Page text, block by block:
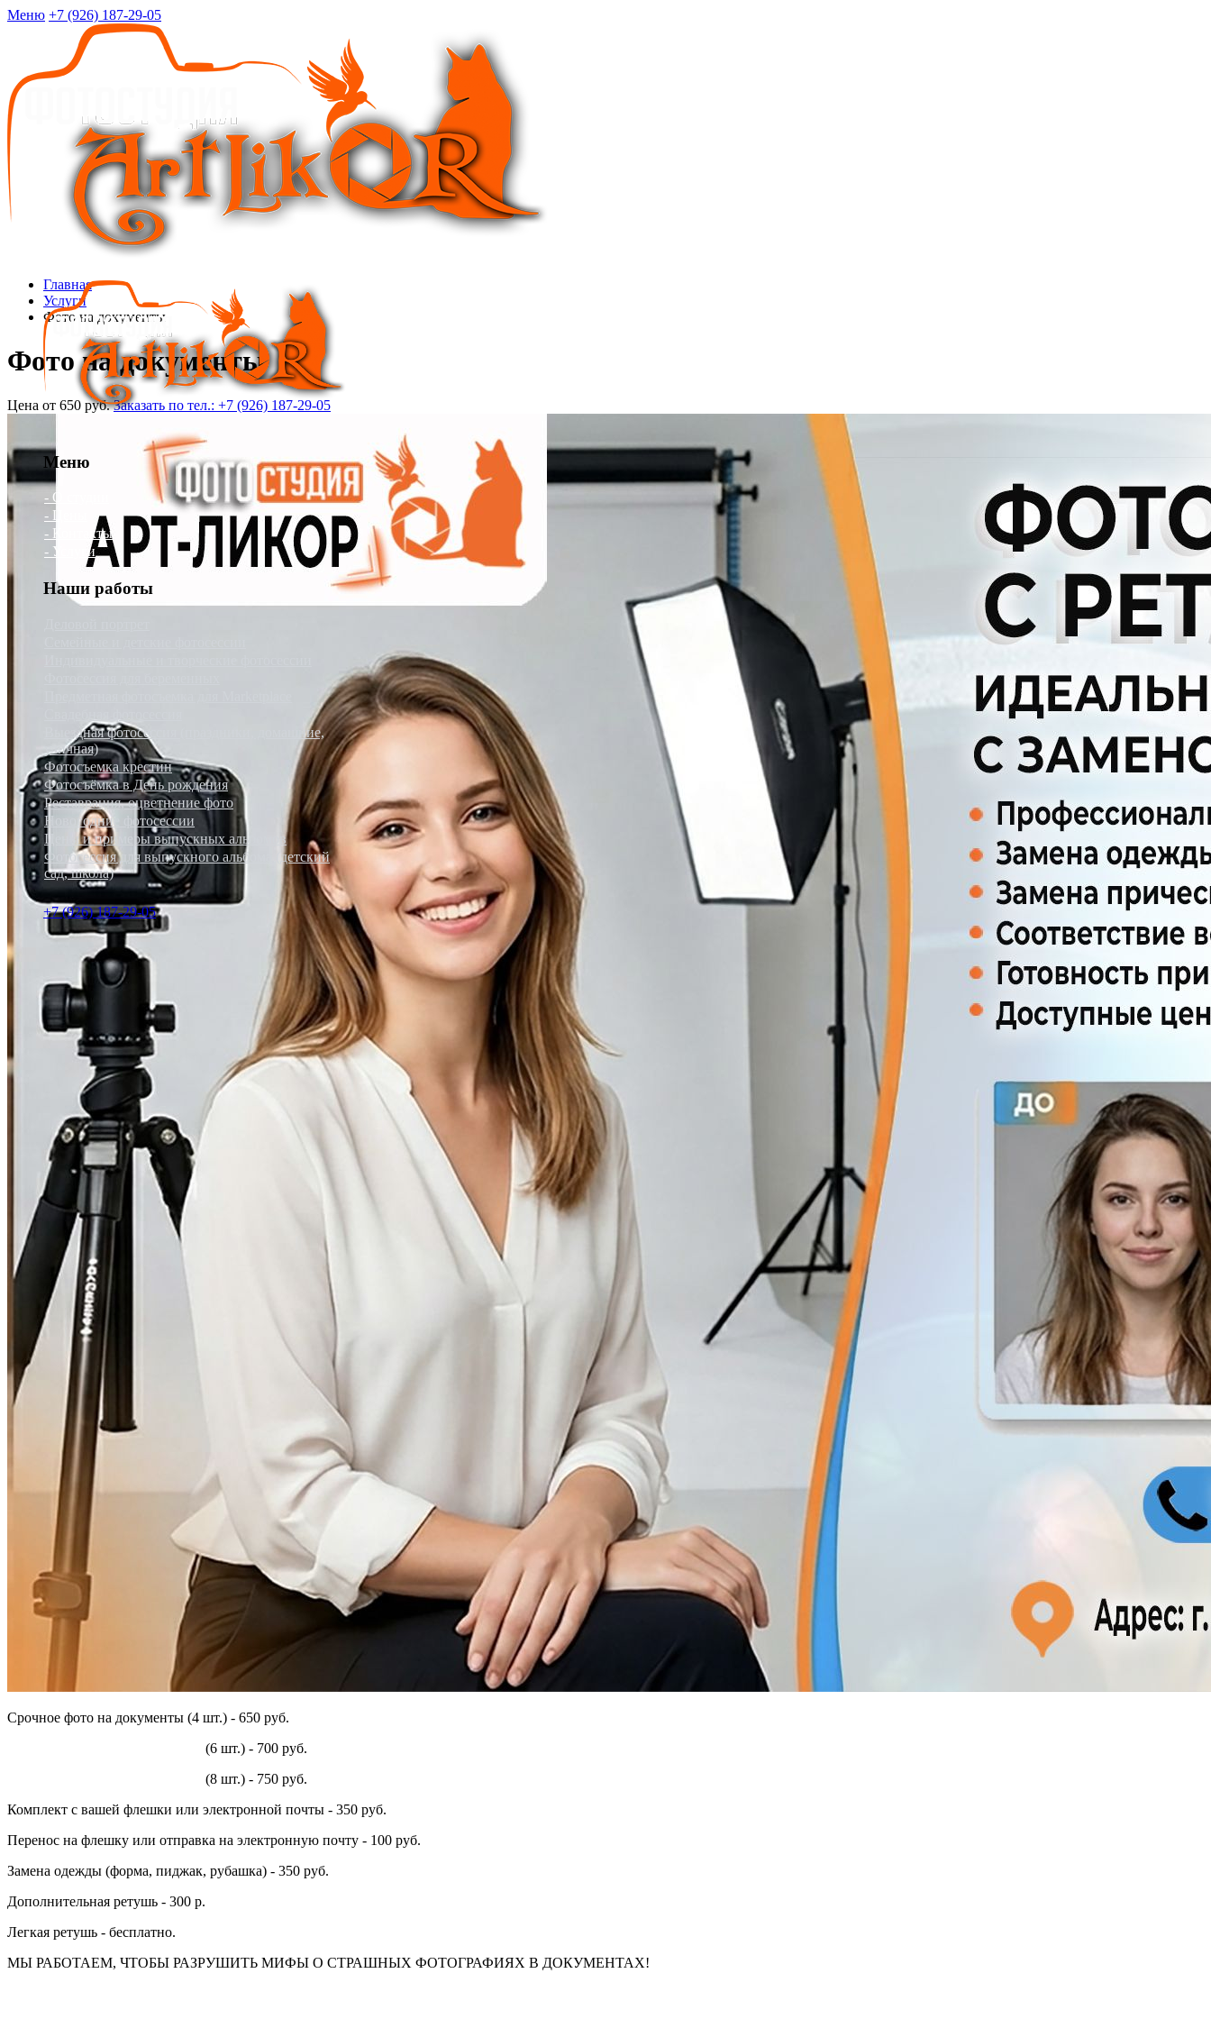
Меню +7 (926) 187-29-05
Меню
- О студии
- Цены
- Контакты
- Услуги
Наши работы
Выездная фотосессия (праздники, домашние,
уличная)
Фотосъемка крестин
Фотосъёмка в День рождения
Реставрация, оцветнение фото
Новогодние фотосессии
Цены и примеры выпускных альбомов
Фотосессия для выпускного альбома (детский
сад, школа)
+7 (926) 187-29-05
Главная
Услуги
Фото на документы
Фото на документы
Цена от 650 руб. Заказать по тел.: +7 (926) 187-29-05
Срочное фото на документы (4 шт.) - 650 руб.
(6 шт.) - 700 руб.
(8 шт.) - 750 руб.
Комплект с вашей флешки или электронной почты - 350 руб.
Перенос на флешку или отправка на электронную почту - 100 руб.
Замена одежды (форма, пиджак, рубашка) - 350 руб.
Дополнительная ретушь - 300 р.
Легкая ретушь - бесплатно.
МЫ РАБОТАЕМ, ЧТОБЫ РАЗРУШИТЬ МИФЫ О СТРАШНЫХ ФОТОГРАФИЯХ В ДОКУМЕНТАХ!